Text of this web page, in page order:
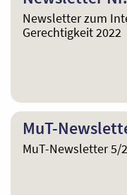
Newsletter zum
Gerechtigkeit 2022
MuT-
MuT-Newsletter 5/